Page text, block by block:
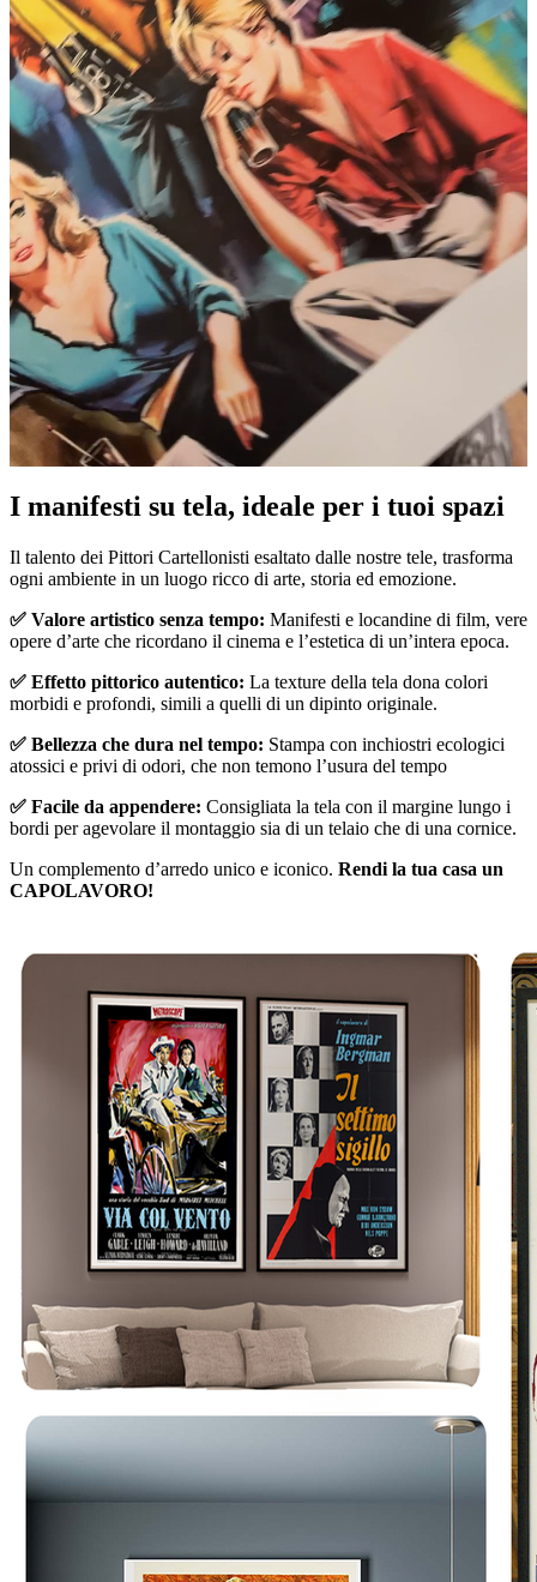
Pause
I manifesti su tela, ideale per i tuoi spazi
Il talento dei Pittori Cartellonisti esaltato dalle nostre tele, trasforma
ogni ambiente in un luogo ricco di arte, storia ed emozione.
✅ Valore artistico senza tempo: Manifesti e locandine di film, vere
opere d’arte che ricordano il cinema e l’estetica di un’intera epoca.
✅ Effetto pittorico autentico: La texture della tela dona colori
morbidi e profondi, simili a quelli di un dipinto originale.
✅ Bellezza che dura nel tempo: Stampa con inchiostri ecologici
atossici e privi di odori, che non temono l’usura del tempo
✅ Facile da appendere: Consigliata la tela con il margine lungo i
bordi per agevolare il montaggio sia di un telaio che di una cornice.
Un complemento d’arredo unico e iconico. Rendi la tua casa un
CAPOLAVORO!